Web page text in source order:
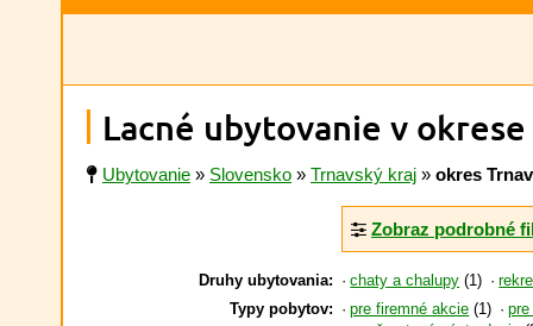
Lacné ubytovanie v okrese
Ubytovanie » Slovensko » Trnavský kraj » okres
Zobraz podrobné
Druhy ubytovania: chaty a chalupy (1)
Typy pobytov:
pre firemné akcie (1)